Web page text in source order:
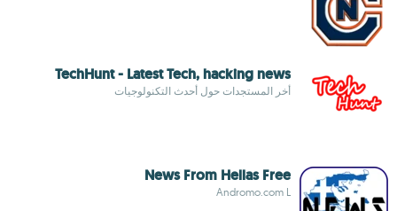
TechHunt - Latest Tech, hacking news
أخر المستجدات حول أحدث التكنولوجيات
News From Hellas Free
Andromo.com L